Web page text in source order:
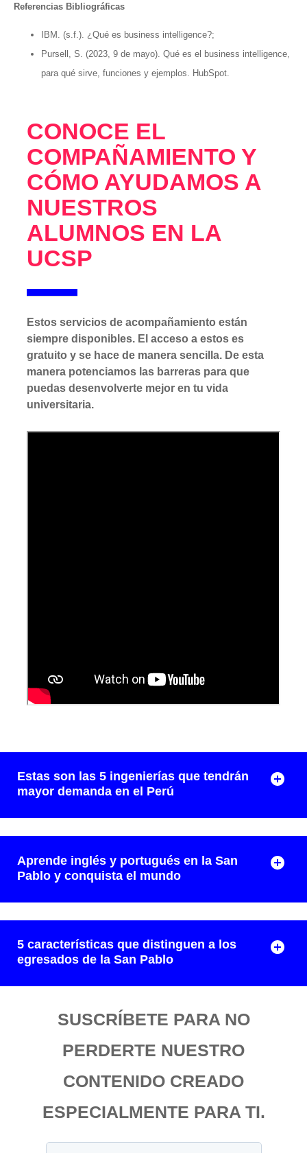
Referencias Bibliográficas
IBM. (s.f.). ¿Qué es business intelligence?;
Pursell, S. (2023, 9 de mayo). Qué es el business intelligence,
para qué sirve, funciones y ejemplos. HubSpot.
CONOCE EL
COMPAÑAMIENTO Y
CÓMO AYUDAMOS A
NUESTROS
ALUMNOS EN LA
UCSP
Estos servicios de acompañamiento están
siempre disponibles. El acceso a estos es
gratuito y se hace de manera sencilla. De esta
manera potenciamos las barreras para que
puedas desenvolverte mejor en tu vida
universitaria.
Estas son las 5 ingenierías que tendrán
mayor demanda en el Perú
Aprende inglés y portugués en la San
Pablo y conquista el mundo
5 características que distinguen a los
egresados de la San Pablo
SUSCRÍBETE PARA NO
PERDERTE NUESTRO
CONTENIDO CREADO
ESPECIALMENTE PARA TI.